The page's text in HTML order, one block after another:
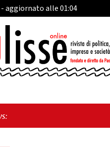
aggiornato alle 01:04